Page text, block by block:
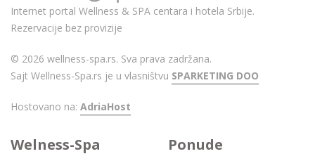
Internet portal Wellness & SPA centara i hotela Srbije.
Rezervacije bez provizije
© 2026 wellness-spa.rs. Sva prava zadržana.
Sajt Wellness-Spa.rs je u vlasništvu SPARKETING DOO
Hostovano na: AdriaHost
Welness-Spa Ponude